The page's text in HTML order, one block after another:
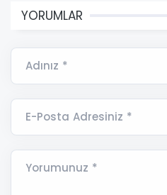
YORUMLAR
Adınız *
E-Posta Adresiniz *
Yorumunuz *